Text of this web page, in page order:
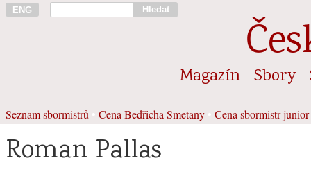
ENG Hledat
Magazín Sbory
Seznam sbormistrů Cena Bedřicha Smetany Cena sbormistr-junior
Roman Pallas